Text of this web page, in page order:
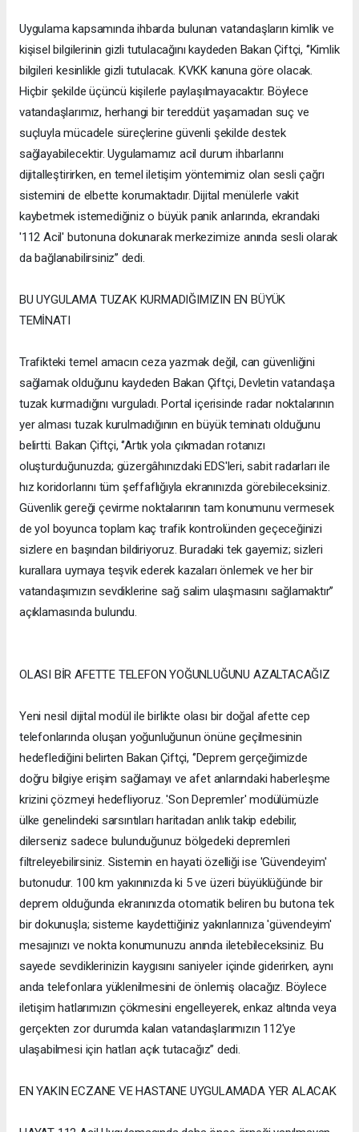
Uygulama kapsamında ihbarda bulunan vatandaşların kimlik ve
kişisel bilgilerinin gizli tutulacağını kaydeden Bakan Çiftçi, ‘’Kimlik
bilgileri kesinlikle gizli tutulacak. KVKK kanuna göre olacak.
Hiçbir şekilde üçüncü kişilerle paylaşılmayacaktır. Böylece
vatandaşlarımız, herhangi bir tereddüt yaşamadan suç ve
suçluyla mücadele süreçlerine güvenli şekilde destek
sağlayabilecektir. Uygulamamız acil durum ihbarlarını
dijitalleştirirken, en temel iletişim yöntemimiz olan sesli çağrı
sistemini de elbette korumaktadır. Dijital menülerle vakit
kaybetmek istemediğiniz o büyük panik anlarında, ekrandaki
'112 Acil' butonuna dokunarak merkezimize anında sesli olarak
da bağlanabilirsiniz’’ dedi.
BU UYGULAMA TUZAK KURMADIĞIMIZIN EN BÜYÜK
TEMİNATI
Trafikteki temel amacın ceza yazmak değil, can güvenliğini
sağlamak olduğunu kaydeden Bakan Çiftçi, Devletin vatandaşa
tuzak kurmadığını vurguladı. Portal içerisinde radar noktalarının
yer alması tuzak kurulmadığının en büyük teminatı olduğunu
belirtti. Bakan Çiftçi, ‘’Artık yola çıkmadan rotanızı
oluşturduğunuzda; güzergâhınızdaki EDS'leri, sabit radarları ile
hız koridorlarını tüm şeffaflığıyla ekranınızda görebileceksiniz.
Güvenlik gereği çevirme noktalarının tam konumunu vermesek
de yol boyunca toplam kaç trafik kontrolünden geçeceğinizi
sizlere en başından bildiriyoruz. Buradaki tek gayemiz; sizleri
kurallara uymaya teşvik ederek kazaları önlemek ve her bir
vatandaşımızın sevdiklerine sağ salim ulaşmasını sağlamaktır’’
açıklamasında bulundu.
OLASI BİR AFETTE TELEFON YOĞUNLUĞUNU AZALTACAĞIZ
Yeni nesil dijital modül ile birlikte olası bir doğal afette cep
telefonlarında oluşan yoğunluğunun önüne geçilmesinin
hedeflediğini belirten Bakan Çiftçi, ‘’Deprem gerçeğimizde
doğru bilgiye erişim sağlamayı ve afet anlarındaki haberleşme
krizini çözmeyi hedefliyoruz. 'Son Depremler' modülümüzle
ülke genelindeki sarsıntıları haritadan anlık takip edebilir,
dilerseniz sadece bulunduğunuz bölgedeki depremleri
filtreleyebilirsiniz. Sistemin en hayati özelliği ise 'Güvendeyim'
butonudur. 100 km yakınınızda ki 5 ve üzeri büyüklüğünde bir
deprem olduğunda ekranınızda otomatik beliren bu butona tek
bir dokunuşla; sisteme kaydettiğiniz yakınlarınıza 'güvendeyim'
mesajınızı ve nokta konumunuzu anında iletebileceksiniz. Bu
sayede sevdiklerinizin kaygısını saniyeler içinde giderirken, aynı
anda telefonlara yüklenilmesini de önlemiş olacağız. Böylece
iletişim hatlarımızın çökmesini engelleyerek, enkaz altında veya
gerçekten zor durumda kalan vatandaşlarımızın 112'ye
ulaşabilmesi için hatları açık tutacağız’’ dedi.
EN YAKIN ECZANE VE HASTANE UYGULAMADA YER ALACAK